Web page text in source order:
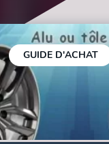
GUIDE D'ACHAT